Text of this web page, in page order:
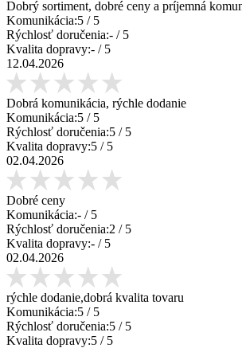
Dobrý sortiment, dobré ceny a príjemná
Komunikácia:5 / 5
Rýchlosť doručenia:- / 5
Kvalita dopravy:- / 5
12.04.2026
Dobrá komunikácia, rýchle dodanie
Komunikácia:5 / 5
Rýchlosť doručenia:5 / 5
Kvalita dopravy:5 / 5
02.04.2026
Dobré ceny
Komunikácia:- / 5
Rýchlosť doručenia:2 / 5
Kvalita dopravy:- / 5
02.04.2026
rýchle dodanie,dobrá kvalita tovaru
Komunikácia:5 / 5
Rýchlosť doručenia:5 / 5
Kvalita dopravy:5 / 5